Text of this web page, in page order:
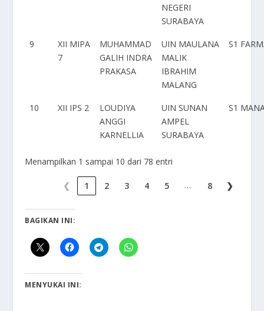
NEGERI
SURABAYA
9
XII MIPA
7
MUHAMMAD
GALIH INDRA
PRAKASA
UIN MAULANA
MALIK
IBRAHIM
MALANG
S1
10 XII IPS 2
LOUDIYA
ANGGI
KARNELLIA
UIN SUNAN
AMPEL
SURABAYA
S1
Menampilkan 1 sampai 10 dari 78 entri
❮ 1 2 3 4 5 … 8 ❯
BAGIKAN INI:
MENYUKAI INI: